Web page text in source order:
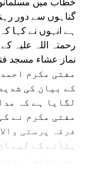
انہیں اعتماد
موقع پر
عزت، تحفظ اور
ترجیح ہے۔
مبارکباد دیتے
گئی راکھی صرف
اعتماد، قربت
دہلی کے وزیر
کہ اپوزیشن
میں تاریخی
اسمبلی
گناہوں سے دور
ہے انہوں نے کہا
نماز عشاء مسجد
مفتی مکرم
کے بیان کی
لگایا ہے کہ
مفتی مکرم نے
فرقہ پرستی
ہٹانے کے لیے